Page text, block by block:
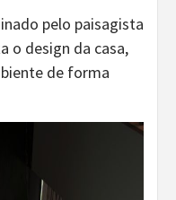
pelo paisagista
o design da casa,
de forma